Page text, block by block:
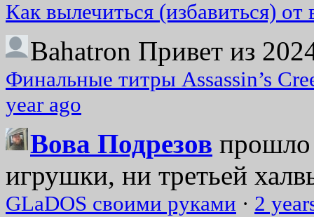
Как вылечиться (избавиться)
Bahatron Привет из
Финальные титры Assassin’s
year ago
Вова Подрезов прошло
игрушки, ни третьей
GLaDOS своими руками · 2